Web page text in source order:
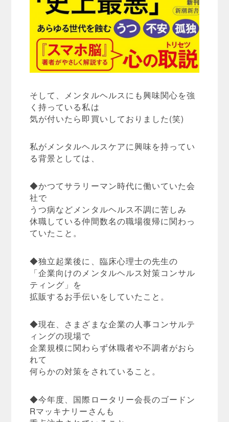
そして、メンタルヘルスにも興味関心を強
く持っている私は
気が付いたら即買いしておりました(笑)
私がメンタルヘルスケアに興味を持ってい
る背景としては、
◆かつてサラリーマン時代に働いていた会
社で
うつ病などメンタルヘルス不調に苦しみ
休職している仲間数名の職場復帰に関わっ
ていたこと。
◆独立起業後に、臨床心理士の先生の
「企業向けのメンタルヘルス対策コンサル
ティング」を
拡販するお手伝いをしていたこと。
◆現在、さまざまな企業の人事コンサルテ
ィングの現場で
企業規模に関わらず休職者や不調者がおら
れて
何らかの対策をされていること。
◆今年度、国際ロータリー会長のゴードン
Rマッキナリーさんも